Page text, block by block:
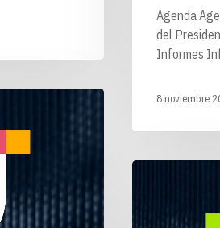
Agenda
del
Informes
8 noviembre